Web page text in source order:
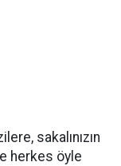
sakalınızın
herkes öyle